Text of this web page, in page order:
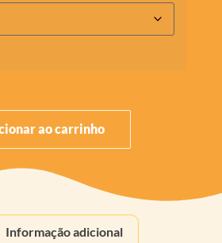
ao carrinho
Informação adicional